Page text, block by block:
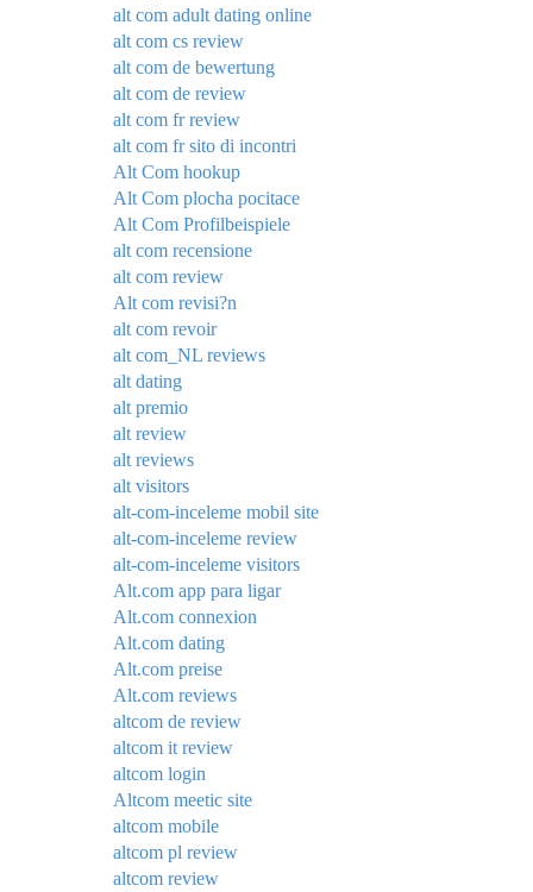
alt com adult dating online
alt com cs review
alt com de bewertung
alt com de review
alt com fr review
alt com fr sito di incontri
Alt Com hookup
Alt Com plocha pocitace
Alt Com Profilbeispiele
alt com recensione
alt com review
Alt com revisi?n
alt com revoir
alt com_NL reviews
alt dating
alt premio
alt review
alt reviews
alt visitors
alt-com-inceleme mobil site
alt-com-inceleme review
alt-com-inceleme visitors
Alt.com app para ligar
Alt.com connexion
Alt.com dating
Alt.com preise
Alt.com reviews
altcom de review
altcom it review
altcom login
Altcom meetic site
altcom mobile
altcom pl review
altcom review